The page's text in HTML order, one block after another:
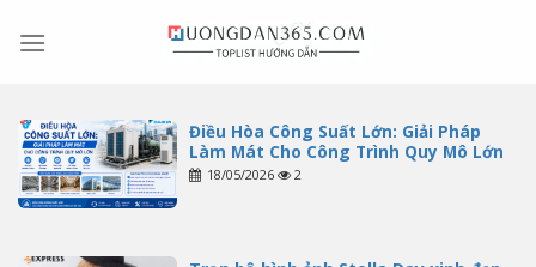
Điều Hòa Công Suất Lớn: Giải Pháp
Làm Mát Cho Công Trình Quy Mô Lớn
18/05/2026 2